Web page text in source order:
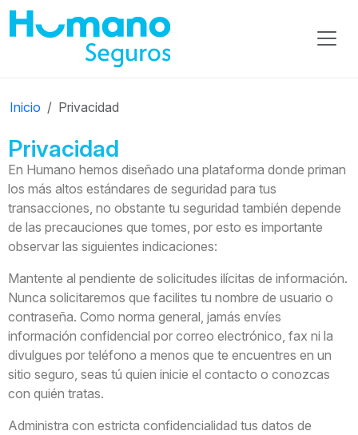
Inicio Privacidad
Privacidad
En Humano hemos diseñado una plataforma donde priman
los más altos estándares de seguridad para tus
transacciones, no obstante tu seguridad también depende
de las precauciones que tomes, por esto es importante
observar las siguientes indicaciones:
Mantente al pendiente de solicitudes ilícitas de información.
Nunca solicitaremos que facilites tu nombre de usuario o
contraseña. Como norma general, jamás envíes
información confidencial por correo electrónico, fax ni la
divulgues por teléfono a menos que te encuentres en un
sitio seguro, seas tú quien inicie el contacto o conozcas
con quién tratas.
Administra con estricta confidencialidad tus datos de